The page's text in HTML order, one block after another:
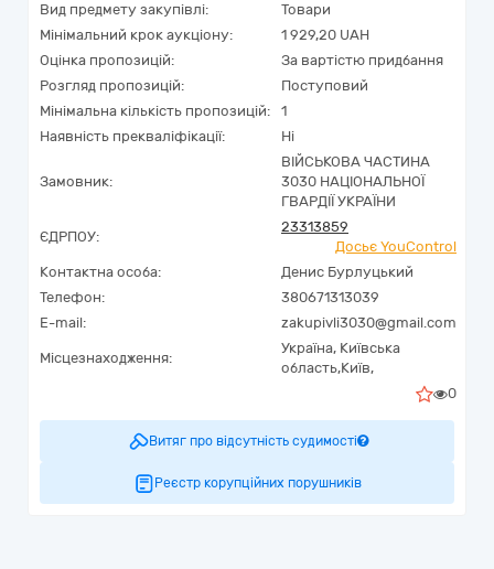
Вид предмету закупівлі:
Товари
Мінімальний крок аукціону:
1 929,20 UAH
Оцінка пропозицій:
За вартістю придбання
Розгляд пропозицій:
Поступовий
Мінімальна кількість пропозицій:
1
Наявність прекваліфікації:
Ні
Замовник:
ВІЙСЬКОВА ЧАСТИНА
3030 НАЦІОНАЛЬНОЇ
ГВАРДІЇ УКРАЇНИ
ЄДРПОУ:
23313859
Досьє YouControl
Контактна особа:
Денис Бурлуцький
Телефон:
380671313039
E-mail:
zakupivli3030@gmail.com
Місцезнаходження:
Україна, Київська
область,Київ,
0
Витяг про відсутність судимості
Реєстр корупційних порушників